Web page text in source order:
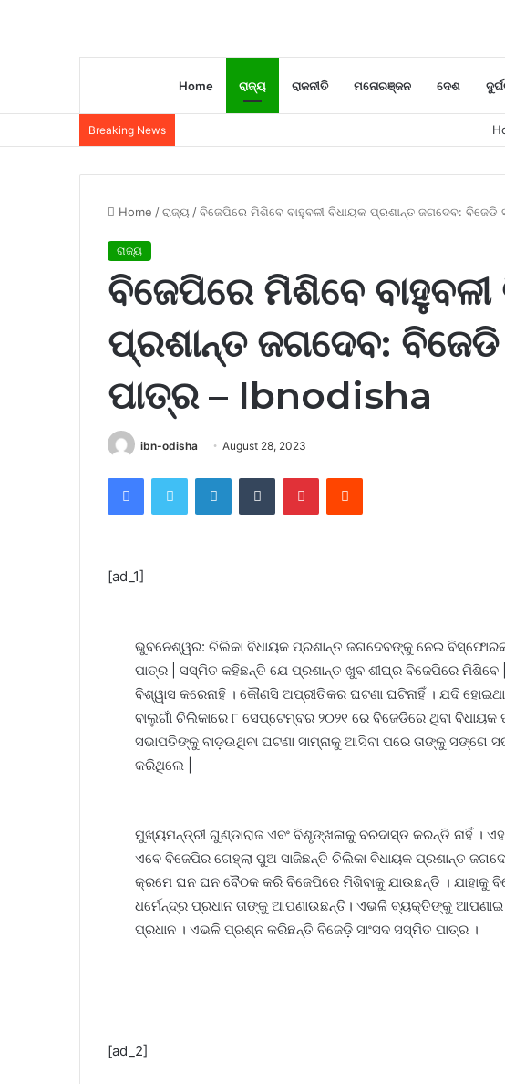
Home ରାଜ୍ୟ ରାଜନୀତି ମନୋରଞ୍ଜନ ଦେଶ
Breaking News
Home /ରାଜ୍ୟ /ବିଜେପିରେ ମିଶିବେ ବାହୁବଳୀ ବିଧାୟକ ପ୍ରଶାନ୍ତ ଜଗଦେବ: ବିଜେଡି
ରାଜ୍ୟ
ବିଜେପିରେ ମିଶିବେ
ପ୍ରଶାନ୍ତ ଜଗଦେବ: ବିଜେଡି
ପାତ୍ର – Ibnodisha
ibn-odisha August 28, 2023
FacebookTwitter LinkedInTumblr PinterestReddit
[ad_1]
ଭୁବନେଶ୍ୱର: ଚିଲିକା ବିଧାୟକ ପ୍ରଶାନ୍ତ ଜଗଦେବଙ୍କୁ ନେଇ ବିସ୍ଫୋରକ
ପାତ୍ର | ସସ୍ମିତ କହିଛନ୍ତି ଯେ ପ୍ରଶାନ୍ତ ଖୁବ ଶୀଘ୍ର ବିଜେପିରେ ମିଶିବେ
ବିଶ୍ୱାସ କରେନାହି । କୌଣସି ଅପ୍ରୀତିକର ଘଟଣା ଘଟିନାହିଁ । ଯଦି
ବାଲୁଗାଁ ଚିଲିକାରେ ୮ ସେପ୍ଟେମ୍ବର ୨୦୨୧ ରେ ବିଜେଡିରେ ଥିବା
ସଭାପତିଙ୍କୁ ବାଡ଼ଉଥିବା ଘଟଣା ସାମ୍ନାକୁ ଆସିବା ପରେ ତାଙ୍କୁ
କରିଥିଲେ |
ମୁଖ୍ୟମନ୍ତ୍ରୀ ଗୁଣ୍ଡାରାଜ ଏବଂ ବିଶୃଙ୍ଖଳାକୁ ବରଦାସ୍ତ କରନ୍ତି ନାହିଁ ।
ଏବେ ବିଜେପିର ଗେହ୍ଲା ପୁଅ ସାଜିଛନ୍ତି ଚିଲିକା ବିଧାୟକ ପ୍ରଶାନ୍ତ
କ୍ରମେ ଘନ ଘନ ବୈଠକ କରି ବିଜେପିରେ ମିଶିବାକୁ ଯାଉଛନ୍ତି । ଯାହାକୁ
ଧର୍ମେନ୍ଦ୍ର ପ୍ରଧାନ ତାଙ୍କୁ ଆପଣାଉଛନ୍ତି। ଏଭଳି ବ୍ୟକ୍ତିଙ୍କୁ ଆପଣାଇ
ପ୍ରଧାନ । ଏଭଳି ପ୍ରଶ୍ନ କରିଛନ୍ତି ବିଜେଡ଼ି ସାଂସଦ ସସ୍ମିତ ପାତ୍ର ।
[ad_2]